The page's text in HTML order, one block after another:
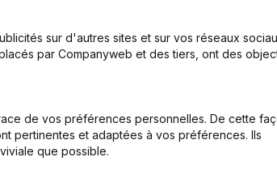
Coordination, Autres Modifications, …)(NL)
Ouverture Succursale, etc...)
sur d'autres sites et sur vos réseaux
par Companyweb et des tiers, ont des
de vos préférences personnelles. De cette
pertinentes et adaptées à vos préférences. Ils
que possible.